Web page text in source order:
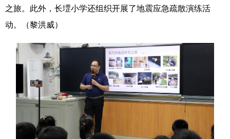
溯源中国 城市 旅游 能源
悦读 书画
亚太网 上市公司 文化产业
地方频道
之旅。此外，长堽小学还组织开展了地震应急疏散演练活
动。（黎洪威）